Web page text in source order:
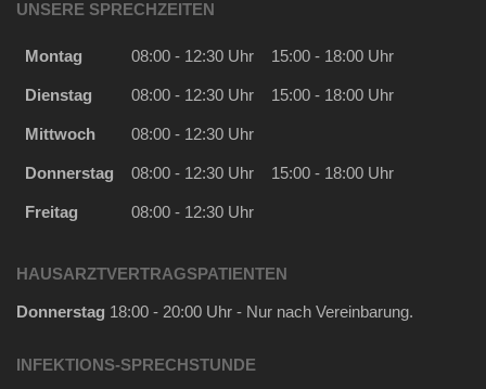
UNSERE SPRECHZEITEN
Montag 08:00 - 12:30 Uhr 15:00 - 18:00 Uhr
Dienstag 08:00 - 12:30 Uhr 15:00 - 18:00 Uhr
Mittwoch 08:00 - 12:30 Uhr
Donnerstag 08:00 - 12:30 Uhr 15:00 - 18:00 Uhr
Freitag 08:00 - 12:30 Uhr
HAUSARZTVERTRAGSPATIENTEN
Donnerstag 18:00 - 20:00 Uhr - Nur nach Vereinbarung.
INFEKTIONS-SPRECHSTUNDE